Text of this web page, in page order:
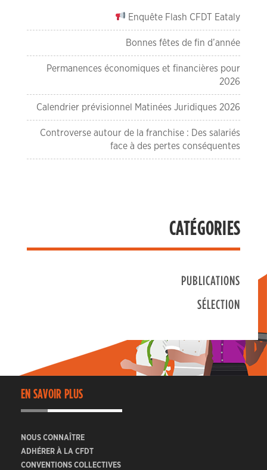
Enquête Flash CFDT Eataly
Bonnes fêtes de fin d’année
Permanences économiques et financières pour
2026
Calendrier prévisionnel Matinées Juridiques 2026
Controverse autour de la franchise : Des salariés
face à des pertes conséquentes
CATÉGORIES
PUBLICATIONS
SÉLECTION
EN SAVOIR PLUS
NOUS CONNAÎTRE
ADHÉRER À LA CFDT
CONVENTIONS COLLECTIVES